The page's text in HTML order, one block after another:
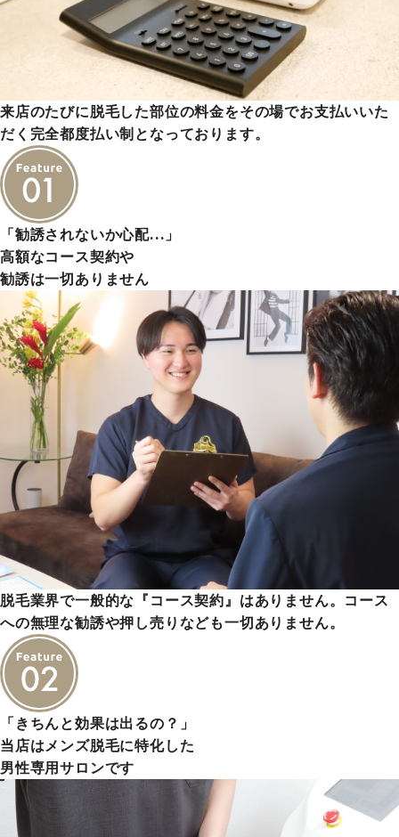
来店のたびに脱毛した部位の料金をその場でお支払いいた
だく完全都度払い制となっております。
「勧誘されないか心配…」
高額なコース契約や
勧誘は一切ありません
脱毛業界で一般的な『コース契約』はありません。コース
への無理な勧誘や押し売りなども一切ありません。
「きちんと効果は出るの？」
当店はメンズ脱毛に特化した
男性専用サロンです